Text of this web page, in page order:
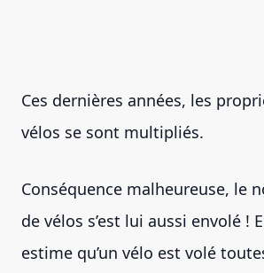
Ces dernières années, les
vélos se sont multipliés.
Conséquence malheureuse, le
de vélos s’est lui aussi envolé !
estime qu’un vélo est volé